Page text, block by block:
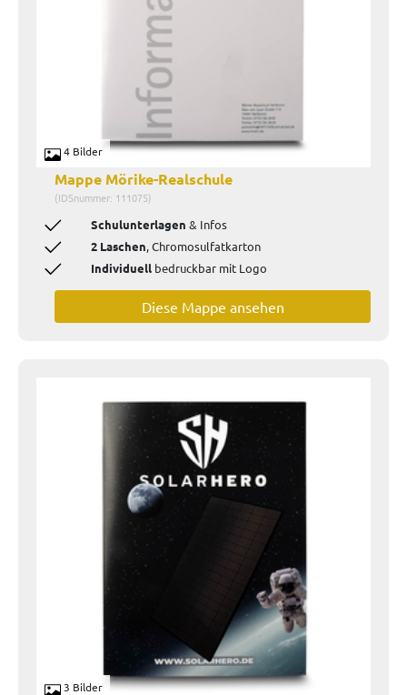
4 Bilder
Mappe Mörike-Realschule
(IDSnummer: 111075)
Schulunterlagen & Infos
2 Laschen,Chromosulfatkarton
Individuell bedruckbar mit Logo
Diese Mappe ansehen
3 Bilder